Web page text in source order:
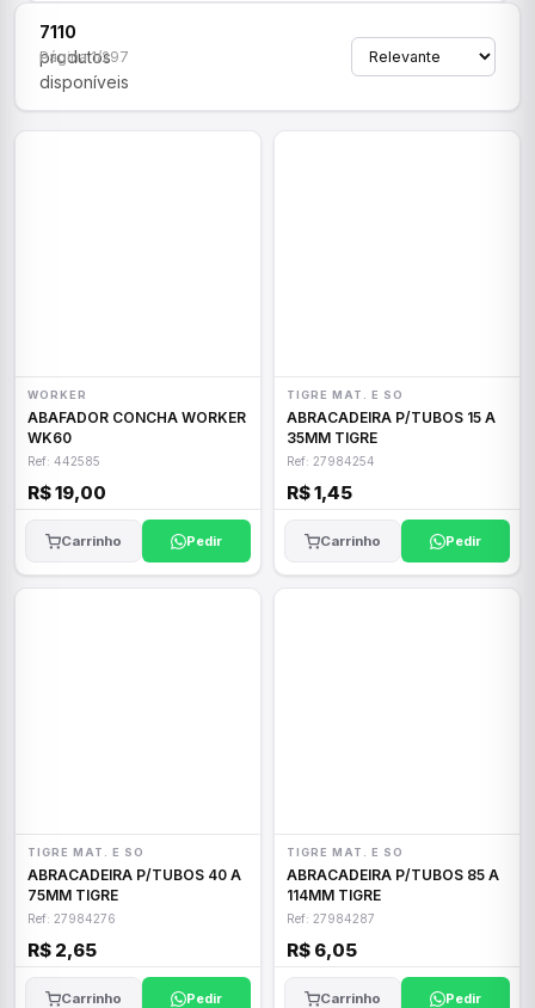
7110
produtos
disponíveis
Página 1/297
WORKER
ABAFADOR CONCHA WORKER
WK60
Ref: 442585
R$ 19,00
Carrinho Pedir
TIGRE MAT. E SO
ABRACADEIRA P/TUBOS 15 A
35MM TIGRE
Ref: 27984254
R$ 1,45
Carrinho Pedir
TIGRE MAT. E SO
ABRACADEIRA P/TUBOS 40 A
75MM TIGRE
Ref: 27984276
R$ 2,65
Carrinho Pedir
TIGRE MAT. E SO
ABRACADEIRA P/TUBOS 85 A
114MM TIGRE
Ref: 27984287
R$ 6,05
Carrinho Pedir